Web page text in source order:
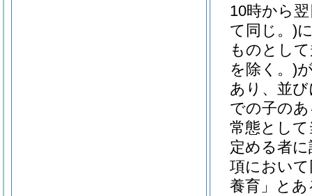
10時から
て同じ。)
ものとし
を除く。)
あり、並
での子の
常態とし
定める者
項におい
養育」と